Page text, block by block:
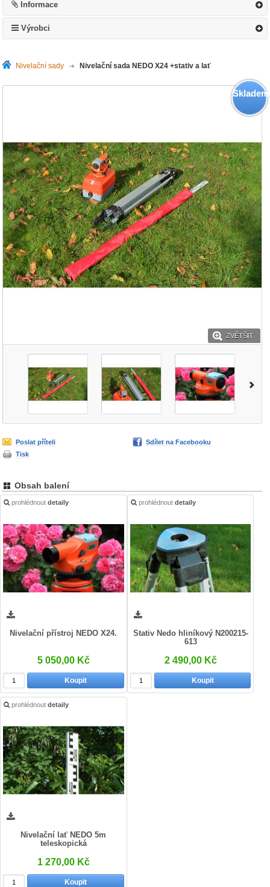
Informace
Výrobci
Nivelační sady >Nivelační sada NEDO X24 +stativ a lať
Skladem
ZVĚTŠIT
Poslat příteli
Sdílet na Facebooku
Tisk
Obsah balení
prohlédnoutdetaily
Nivelační přístroj NEDO X24.
5 050,00 Kč
Koupit
prohlédnout detaily
Stativ Nedo hliníkový N200215-
613
2 490,00 Kč
Koupit
prohlédnoutdetaily
Nivelační lať NEDO 5m
teleskopická
1 270,00 Kč
Koupit